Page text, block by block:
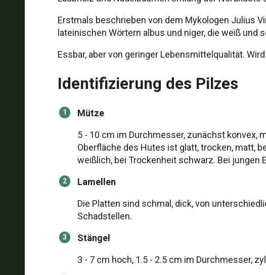
Erstmals beschrieben von dem Mykologen Julius
lateinischen Wörtern albus und niger, die weiß und
Essbar, aber von geringer Lebensmittelqualität.
Identifizierung des Pilzes
Mütze
5 - 10 cm im Durchmesser, zunächst konvex,
Oberfläche des Hutes ist glatt, trocken, matt,
weißlich, bei Trockenheit schwarz. Bei jungen
Lamellen
Die Platten sind schmal, dick, von
Schadstellen.
Stängel
3 - 7 cm hoch, 1.5 - 2.5 cm im Durchmesser,